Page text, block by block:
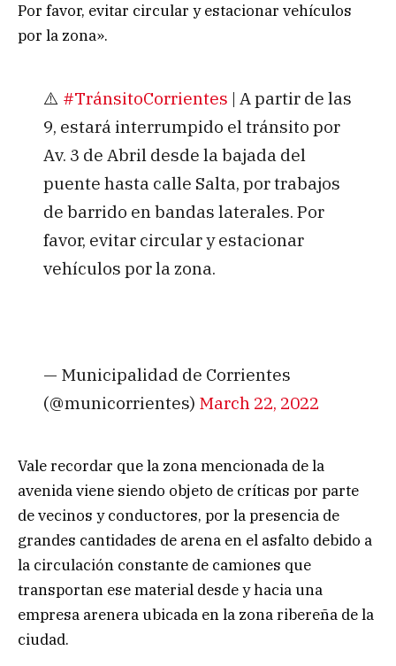
Por favor, evitar circular y estacionar vehículos
por la zona».
⚠️ #TránsitoCorrientes | A partir de las
9, estará interrumpido el tránsito por
Av. 3 de Abril desde la bajada del
puente hasta calle Salta, por trabajos
de barrido en bandas laterales. Por
favor, evitar circular y estacionar
vehículos por la zona.
— Municipalidad de Corrientes
(@municorrientes) March 22, 2022
Vale recordar que la zona mencionada de la
avenida viene siendo objeto de críticas por parte
de vecinos y conductores, por la presencia de
grandes cantidades de arena en el asfalto debido a
la circulación constante de camiones que
transportan ese material desde y hacia una
empresa arenera ubicada en la zona ribereña de la
ciudad.